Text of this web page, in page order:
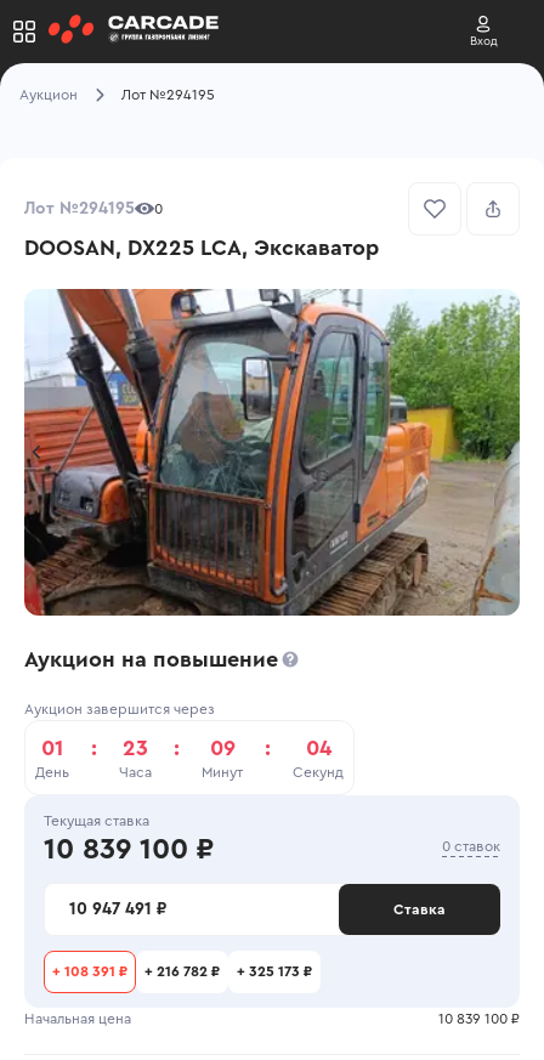
Вход
Аукцион Лот №294195
Лот №294195 0
DOOSAN, DX225 LCA, Экскаватор
Аукцион на повышение
Аукцион завершится через
01
День
: 23
Часа
: 09
Минут
: 04
Секунд
Текущая ставка
10 839 100 ₽ 0 ставок
10 947 491 ₽ Ставка
+ 108 391 ₽ + 216 782 ₽ + 325 173 ₽
Начальная цена 10 839 100 ₽